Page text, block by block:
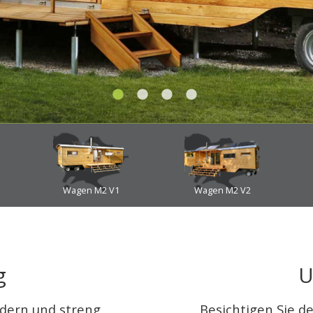
Wagen M2 V1 Wagen M2 V2
und streng
Besichtigen Sie